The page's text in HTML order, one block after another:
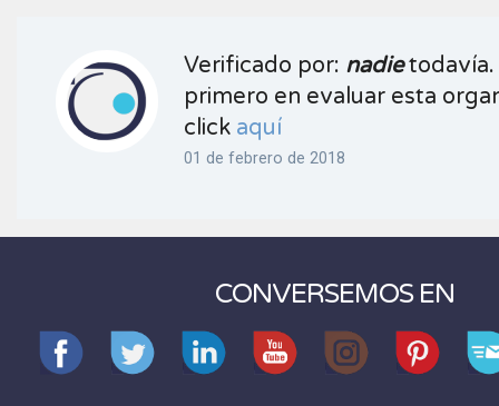
Verificado por: nadietodavía.
primero en evaluar esta
click aquí
01 de febrero de 2018
CONVERSEMOS EN